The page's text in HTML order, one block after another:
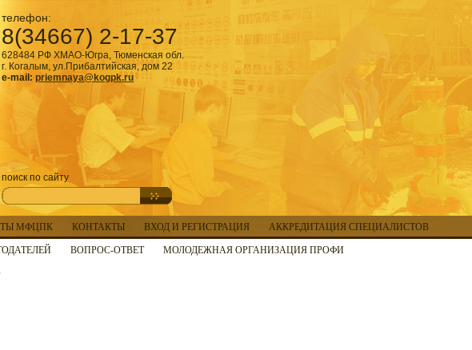
телефон:
8(34667) 2-17-37
628484 РФ ХМАО-Югра, Тюменская обл.
г. Когалым, ул.Прибалтийская, дом 22
e-mail: priemnaya@kogpk.ru
поиск по сайту
МФЦПК КОНТАКТЫ ВХОД И РЕГИСТРАЦИЯ АККРЕДИТАЦИЯ СПЕЦИАЛИСТОВ
ВОПРОС-ОТВЕТ МОЛОДЕЖНАЯ ОРГАНИЗАЦИЯ ПРОФИ